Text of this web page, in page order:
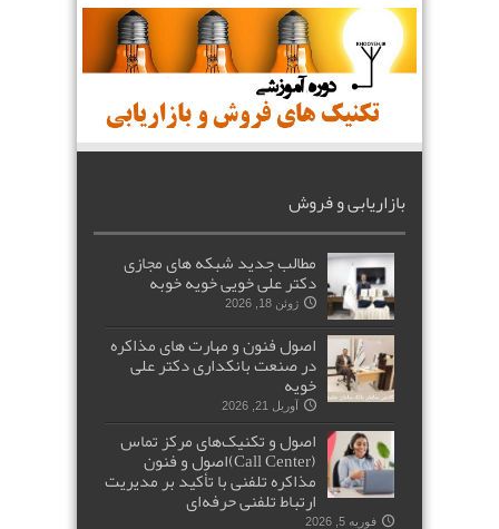
بازاریابی و فروش
مطالب جدید شبکه های مجازی
دکتر علی خویی خویه خوبه
ژوئن 18, 2026
اصول فنون و مهارت های مذاکره
در صنعت بانکداری دکتر علی
خویه
آوریل 21, 2026
اصول و تکنیک‌های مرکز تماس
(Call Center)اصول و فنون
مذاکره تلفنی با تأکید بر مدیریت
ارتباط تلفنی حرفه‌ای
فوریه 5, 2026